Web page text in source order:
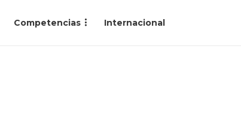
Competencias Internacional